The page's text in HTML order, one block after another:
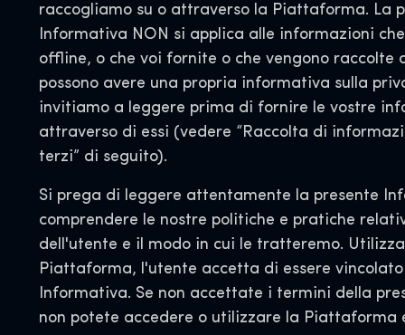
raccogliamo su o attraverso la Piattaforma. La
Informativa NON si applica alle informazioni
offline, o che voi fornite o che vengono raccolte
possono avere una propria informativa sulla
invitiamo a leggere prima di fornire le vostre
attraverso di essi (vedere “Raccolta di
terzi” di seguito).
Si prega di leggere attentamente la presente
comprendere le nostre politiche e pratiche
dell'utente e il modo in cui le tratteremo.
Piattaforma, l'utente accetta di essere
Informativa. Se non accettate i termini della
non potete accedere o utilizzare la Piattaforma